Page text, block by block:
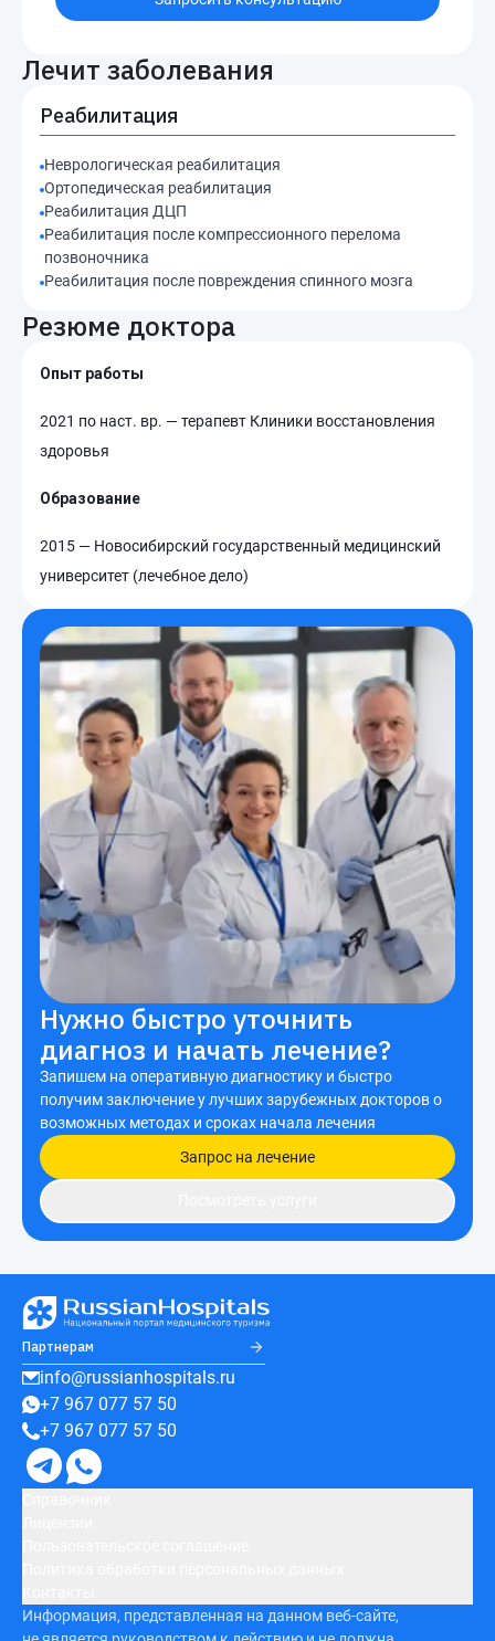
Лечит заболевания
Реабилитация
Неврологическая реабилитация
Ортопедическая реабилитация
Реабилитация ДЦП
Реабилитация после компрессионного перелома
позвоночника
Реабилитация после повреждения спинного мозга
Резюме доктора
Опыт работы
2021 по наст. вр. — терапевт Клиники восстановления
здоровья
Образование
2015 — Новосибирский государственный медицинский
университет (лечебное дело)
Нужно быстро уточнить
диагноз и начать лечение?
Запишем на оперативную диагностику и быстро
получим заключение у лучших зарубежных докторов о
возможных методах и сроках начала лечения
Запрос на лечение
Партнерам
info@russianhospitals.ru
+7 967 077 57 50
+7 967 077 57 50
Информация, представленная на данном веб-сайте,